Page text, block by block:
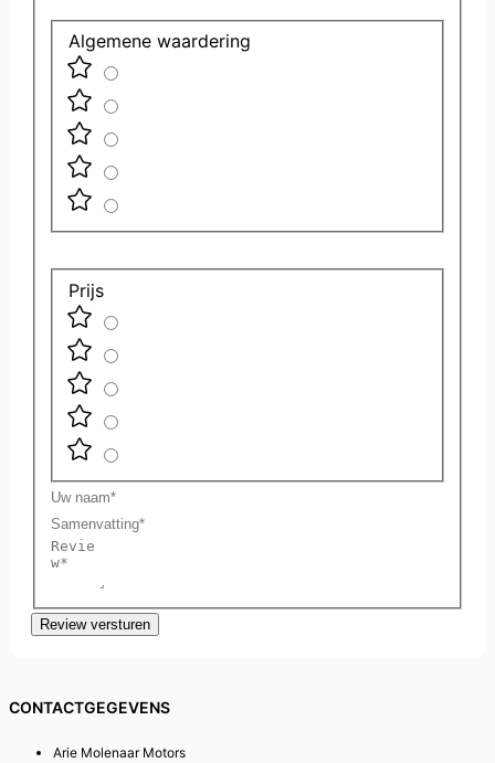
Algemene waardering
Prijs
Uw
naam
Samenvatting
Review
Review versturen
CONTACTGEGEVENS
Arie Molenaar Motors